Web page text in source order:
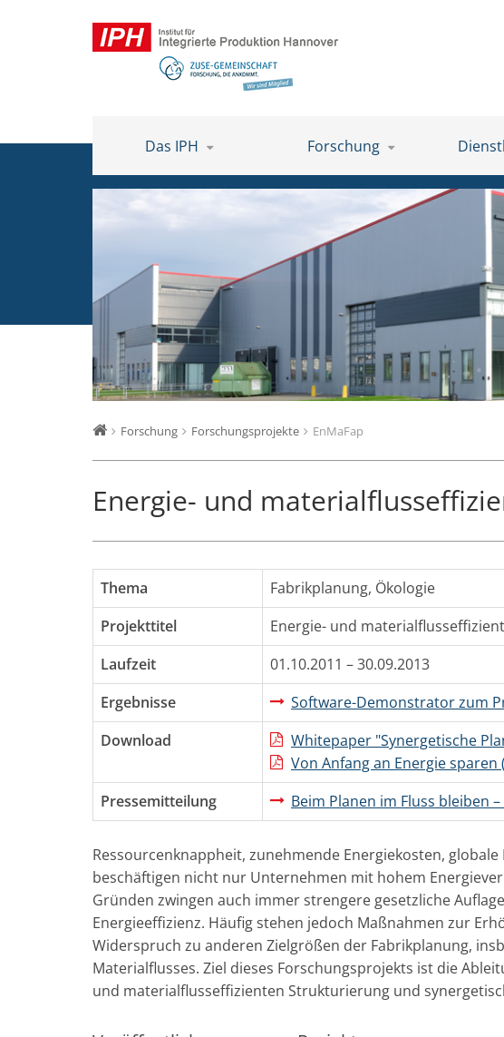
Das IPH Forschung
Forschung Forschungsprojekte EnMaFap
Energie- und
Thema Fabrikplanung, Ökologie
Projekttitel
Energie- und
Laufzeit
01.10.2011 – 30.09.2013
Ergebnisse
Software-Demonstrator zum
Download
Whitepaper "Synergetische
Von Anfang an Energie sparen
Pressemitteilung
Beim Planen im Fluss bleiben
Ressourcenknappheit, zunehmende Energiekosten,
beschäftigen nicht nur Unternehmen mit hohem
Gründen zwingen auch immer strengere gesetzliche
Energieeffizienz. Häufig stehen jedoch Maßnahmen zur
Widerspruch zu anderen Zielgrößen der Fabrikplanung,
Materialflusses. Ziel dieses Forschungsprojekts ist die
und materialflusseffizienten Strukturierung und